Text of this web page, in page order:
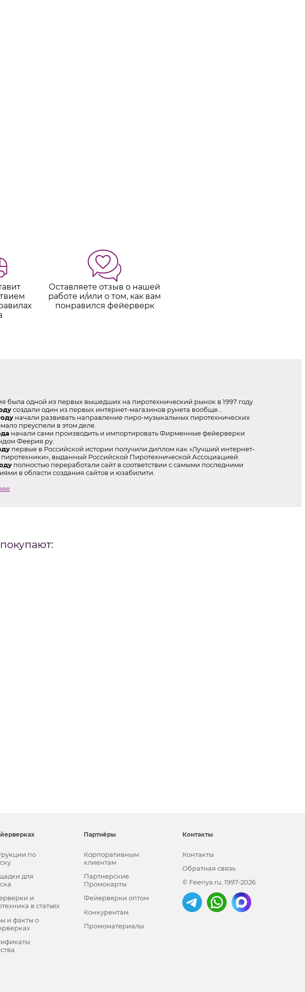
Оставляете отзыв о нашей
работе и/или о том, как вам
понравился фейерверк
была одной из первых вышедших на пиротехнический рынок в 1997 году.
создали один из первых интернет-магазинов рунета вообще...
начали развивать направление пиро-музыкальных пиротехнических
преуспели в этом деле.
начали сами производить и импортировать Фирменные фейерверки
Феерия.ру.
первые в Российской истории получили диплом как «Лучший интернет-
пиротехники», выданный Российской Пиротехнической Ассоциацией.
полностью переработали сайт в соответствии с самыми последними
в области создания сайтов и юзабилити.
по
для
и
в статьях
и факты о
Партнёры
Корпоративным
клиентам
Партнерские
Промокарты
Фейерверки оптом
Конкурентам
Промоматериалы
Контакты
Контакты
Обратная связь
© Feeriya.ru, 1997-2026